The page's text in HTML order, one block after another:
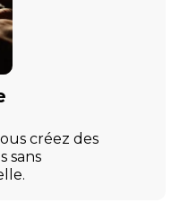
créez des
sans